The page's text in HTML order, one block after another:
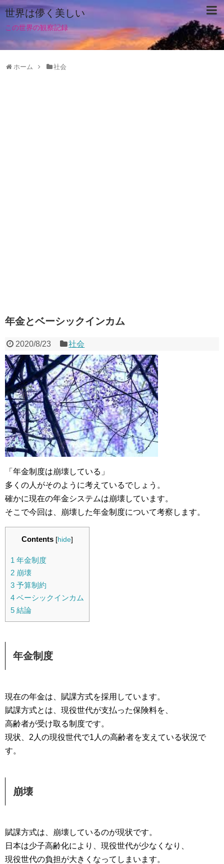
世界は儚く美しい
この世界の観察記録
ホーム 社会
年金とベーシックインカム
2020/8/23 社会
「年金制度は崩壊している」
多くの人がそのように考えているでしょう。
確かに現在の年金システムは崩壊しています。
そこで今回は、崩壊した年金制度について考察します。
Contents [hide]
1 年金制度
2 崩壊
3 予算制約
4 ベーシックインカム
5 結論
年金制度
現在の年金は、賦課方式を採用しています。
賦課方式とは、現役世代が支払った保険料を、
高齢者が受け取る制度です。
現状、2人の現役世代で1人の高齢者を支えている状況で
す。
崩壊
賦課方式は、崩壊しているのが現状です。
日本は少子高齢化により、現役世代が少なくなり、
現役世代の負担が大きくなってしまいます。